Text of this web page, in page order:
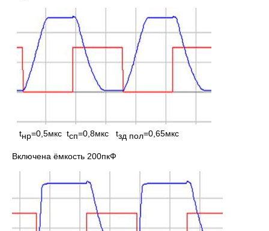
tнр=0,5мкс tсп=0,8мкс tзд пол=0,65мкс
Включена ёмкость 200пкФ